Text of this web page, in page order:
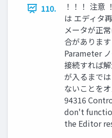
110.
！！！ 注意
は エディタ
メータが正
合がありま
Parameter
接続すれば
が入るまで
ないことを
94316
don't
the Editor